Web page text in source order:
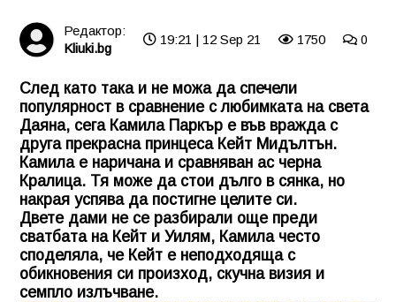
Редактор:
Kliuki.bg
19:21 | 12 Sep 21 1750 0
След като така и не можа да спечели
популярност в сравнение с любимката на света
Даяна, сега Камила Паркър е във вражда с
друга прекрасна принцеса Кейт Мидълтън.
Камила е наричана и сравняван ас черна
Кралица. Тя може да стои дълго в сянка, но
накрая успява да постигне целите си.
Двете дами не се разбирали още преди
сватбата на Кейт и Уилям, Камила често
споделяла, че Кейт е неподходяща с
обикновения си произход, скучна визия и
семпло излъчване.